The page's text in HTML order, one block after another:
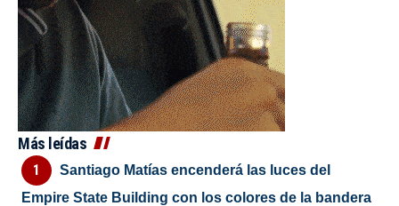
Más leídas
Santiago Matías encenderá las luces del
Empire State Building con los colores de la bandera